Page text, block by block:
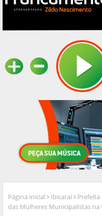
Página inicial Ibicaraí
Prefeita
das Mulheres Municipalistas na